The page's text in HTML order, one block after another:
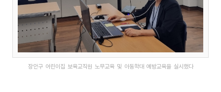
장안구 어린이집 보육교직원 노무교육 및 아동학대 예방교육을 실시했다